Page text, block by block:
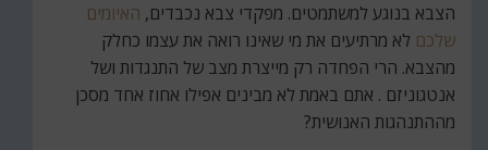
הצבא בנוגע למשתמטים. מפקדי צבא נכבדים, האיומים
שלכם לא מרתיעים את מי שאינו רואה את עצמו כחלק
מהצבא. הרי הפחדה רק מייצרת מצב של התנגדות ושל
אנטגוניזם . אתם באמת לא מבינים אפילו אחוז אחד מסכן
מההתנהגות האנושית?